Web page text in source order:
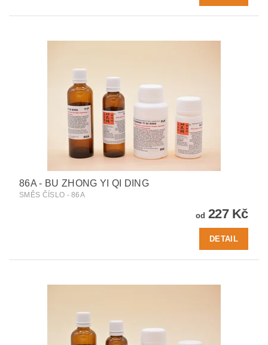
86A - BU ZHONG YI QI DING
SMĚS ČÍSLO - 86A
od 227 Kč
DETAIL